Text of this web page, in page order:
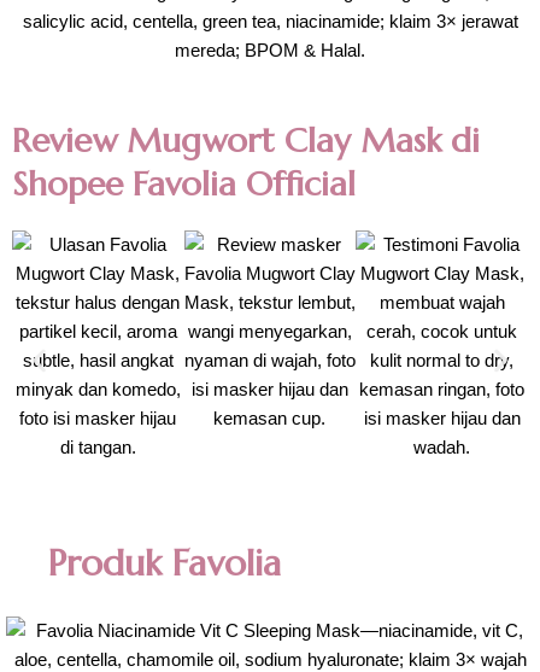
Review Mugwort Clay Mask di
Shopee Favolia Official
Produk Favolia